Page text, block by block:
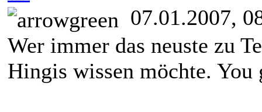
07.01.2007,
Wer immer das neuste zu
Hingis wissen möchte.